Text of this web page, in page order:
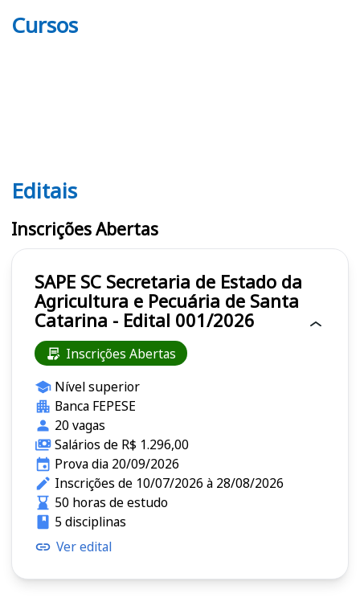
Cursos
Editais SAPE SC
Editais
Inscrições Abertas
SAPE SC Secretaria de Estado da
Agricultura e Pecuária de Santa
Catarina - Edital 001/2026
Inscrições Abertas
Nível superior
Banca FEPESE
20 vagas
Salários de R$ 1.296,00
Prova dia 20/09/2026
Inscrições de 10/07/2026 à 28/08/2026
50 horas de estudo
5 disciplinas
Ver edital